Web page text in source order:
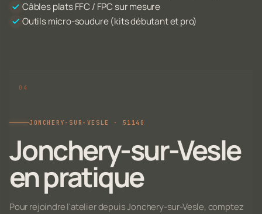
Câbles plats FFC / FPC sur mesure
Outils micro-soudure (kits débutant et pro)
JONCHERY-SUR-VESLE · 51140
Jonchery-sur-Vesle
en pratique
Pour rejoindre l'atelier depuis Jonchery-sur-Vesle, comptez